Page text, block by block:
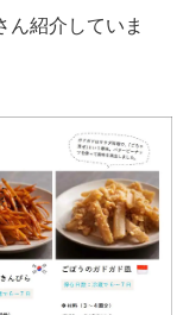
ん紹介していま